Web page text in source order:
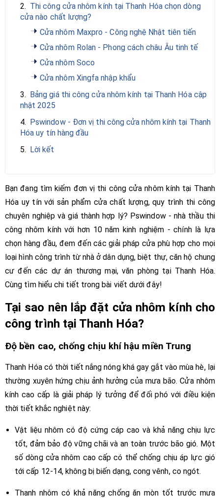
2. Thi công cửa nhôm kính tại Thanh Hóa chọn dòng
cửa nào chất lượng?
Cửa nhôm Maxpro - Công nghệ Nhật tiên tiến
Cửa nhôm Rolan - Phong cách châu Âu tinh tế
Cửa nhôm Soco
Cửa nhôm Xingfa nhập khẩu
3. Bảng giá thi công cửa nhôm kính tại Thanh Hóa cập
nhật 2025
4. Pswindow - Đơn vị thi công cửa nhôm kính tại Thanh
Hóa uy tín hàng đầu
5. Lời kết
Bạn đang tìm kiếm đơn vị thi công cửa nhôm kính tại Thanh
Hóa uy tín với sản phẩm cửa chất lượng, quy trình thi công
chuyên nghiệp và giá thành hợp lý? Pswindow - nhà thầu thi
công nhôm kính với hơn 10 năm kinh nghiệm - chính là lựa
chọn hàng đầu, đem đến các giải pháp cửa phù hợp cho mọi
loại hình công trình từ nhà ở dân dụng, biệt thự, căn hộ chung
cư đến các dự án thương mại, văn phòng tại Thanh Hóa.
Cùng tìm hiểu chi tiết trong bài viết dưới đây!
Tại sao nên lắp đặt cửa nhôm kính cho
công trình tại Thanh Hóa?
Độ bền cao, chống chịu khí hậu miền Trung
Thanh Hóa có thời tiết nắng nóng khá gay gắt vào mùa hè, lại
thường xuyên hứng chịu ảnh hưởng của mưa bão. Cửa nhôm
kính cao cấp là giải pháp lý tưởng để đối phó với điều kiện
thời tiết khắc nghiệt này:
Vật liệu nhôm có độ cứng cáp cao và khả năng chịu lực
tốt, đảm bảo độ vững chãi và an toàn trước bão gió. Một
số dòng cửa nhôm cao cấp có thể chống chịu áp lực gió
tới cấp 12-14, không bị biến dạng, cong vênh, co ngót.
Thanh nhôm có khả năng chống ăn mòn tốt trước mưa